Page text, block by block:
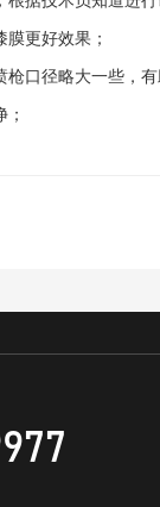
更好效果；
口径略大一些，有